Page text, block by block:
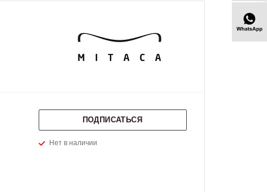
ПОДПИСАТЬСЯ
Нет в наличии